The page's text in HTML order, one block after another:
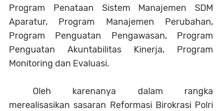
Program Penataan Sistem Manajemen SDM
Aparatur, Program Manajemen Perubahan,
Program Penguatan Pengawasan, Program
Penguatan Akuntabilitas Kinerja, Program
Monitoring dan Evaluasi.
Oleh karenanya dalam rangka
merealisasikan sasaran Reformasi Birokrasi Polri